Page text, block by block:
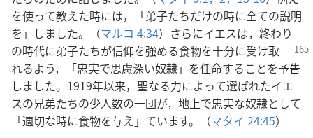
を使って教えた時には，「弟子たちだけの時に全ての説明
を」しました。（マルコ 4:34）さらにイエスは，終わり
の時代に弟子たちが信仰を強める食物を十分に受け取
れるよう，「忠実で思慮深い奴隷」を任命することを予告
しました。1919年以来，聖なる力によって選ばれたイエ
スの兄弟たちの少人数の一団が，地上で忠実な奴隷として
「適切な時に食物を与え」ています。（マタイ 24:45）